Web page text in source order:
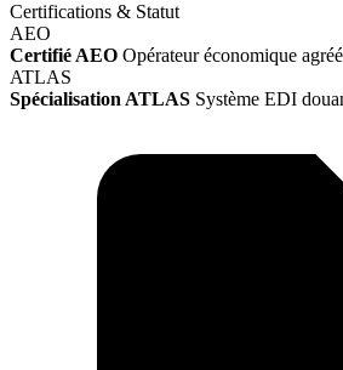
Certifications & Statut
AEO
Certifié AEO Opérateur économique agréé
ATLAS
Spécialisation ATLAS Système EDI